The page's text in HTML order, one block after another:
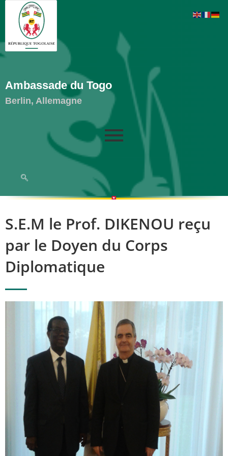
Ambassade du Togo
Berlin, Allemagne
S.E.M le Prof. DIKENOU reçu
par le Doyen du Corps
Diplomatique